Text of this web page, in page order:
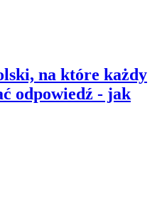
na które każdy
odpowiedź - jak